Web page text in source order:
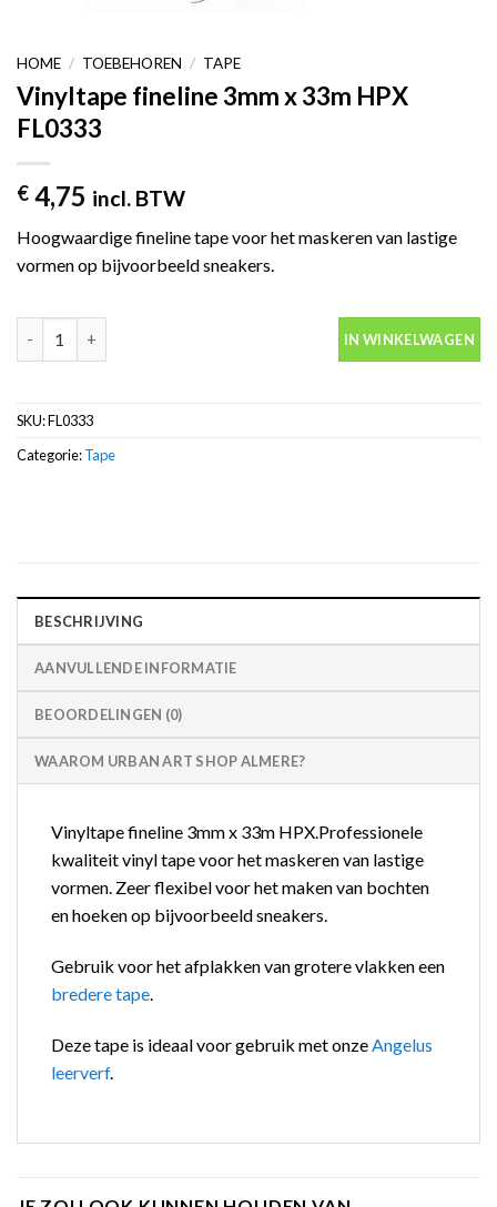
HOME / TOEBEHOREN / TAPE
Vinyltape fineline 3mm x 33m HPX
FL0333
€ 4,75 incl. BTW
Hoogwaardige fineline tape voor het maskeren van lastige
vormen op bijvoorbeeld sneakers.
IN WINKELWAGEN
SKU:FL0333
Categorie:Tape
BESCHRIJVING
AANVULLENDE INFORMATIE
BEOORDELINGEN (0)
WAAROM URBAN ART SHOP ALMERE?
Vinyltape fineline 3mm x 33m HPX.Professionele
kwaliteit vinyl tape voor het maskeren van lastige
vormen. Zeer flexibel voor het maken van bochten
en hoeken op bijvoorbeeld sneakers.
Gebruik voor het afplakken van grotere vlakken een
bredere tape.
Deze tape is ideaal voor gebruik met onzeAngelus
leerverf.